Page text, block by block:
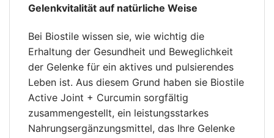
Gelenkvitalität auf natürliche Weise
Bei Biostile wissen sie, wie wichtig die
Erhaltung der Gesundheit und Beweglichkeit
der Gelenke für ein aktives und pulsierendes
Leben ist. Aus diesem Grund haben sie Biostile
Active Joint + Curcumin sorgfältig
zusammengestellt, ein leistungsstarkes
Nahrungsergänzungsmittel, das Ihre Gelenke